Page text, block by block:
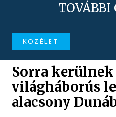
TOVÁBBI
KÖZÉLET
Sorra kerülnek
világháborús
alacsony